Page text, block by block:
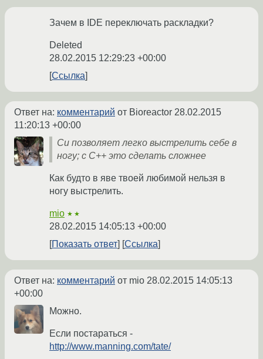
Зачем в IDE переключать раскладки?
Deleted
28.02.2015 12:29:23 +00:00
Ссылка
Ответ на: комментарий от Bioreactor 28.02.2015
11:20:13 +00:00
Си позволяет легко выстрелить себе в
ногу; с C++ это сделать сложнее
Как будто в яве твоей любимой нельзя в
ногу выстрелить.
mio ★★
28.02.2015 14:05:13 +00:00
Показать ответ
Ссылка
Ответ на: комментарий от mio 28.02.2015 14:05:13
+00:00
Можно.
Если постараться -
http://www.manning.com/tate/